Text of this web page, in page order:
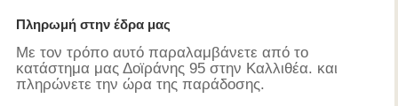
Πληρωμή στην έδρα μας
Με τον τρόπο αυτό παραλαμβάνετε από το
κατάστημα μας Δοϊράνης 95 στην Καλλιθέα. και
πληρώνετε την ώρα της παράδοσης.